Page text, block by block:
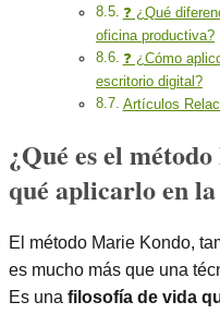
❓ ¿Qué
oficina productiva?
❓ ¿Cómo
escritorio digital?
Artículos
¿Qué es el
qué aplicarlo en
El método Marie Kondo,
es mucho más que una
Es una filosofía de vida